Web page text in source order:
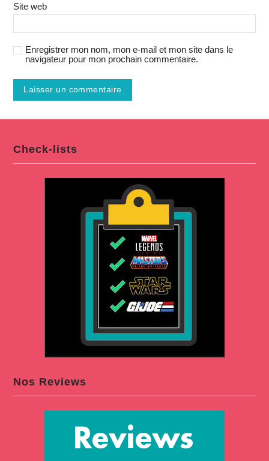
Site web
Enregistrer mon nom, mon e-mail et mon site dans le
navigateur pour mon prochain commentaire.
Check-lists
Nos Reviews